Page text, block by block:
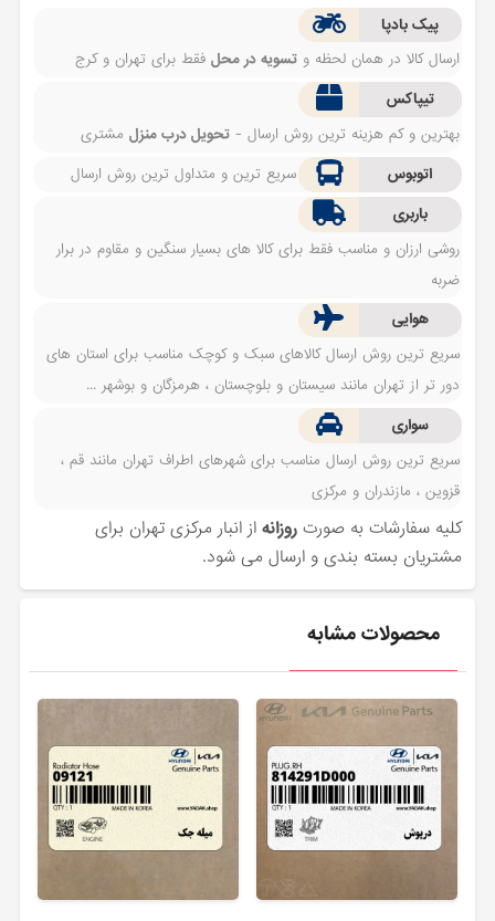
پیک بادپا
ارسال کالا در همان لحظه وتسویه در محل فقط برای تهران و کرج
تیپاکس
بهترین و کم هزینه ترین روش ارسال -تحویل درب منزل مشتری
اتوبوس
سریع ترین و متداول ترین روش ارسال
باربری
روشی ارزان و مناسب فقط برای کالا های بسیار سنگین و مقاوم در برار
ضربه
هوایی
سریع ترین روش ارسال کالاهای سبک و کوچک مناسب برای استان های
دور تر از تهران مانند سیستان و بلوچستان ، هرمزگان و بوشهر ...
سواری
سریع ترین روش ارسال مناسب برای شهرهای اطراف تهران مانند قم ،
قزوین ، مازندران و مرکزی
کلیه سفارشات به صورتروزانه از انبار مرکزی تهران برای
مشتریان بسته بندی و ارسال می شود.
محصولات مشابه